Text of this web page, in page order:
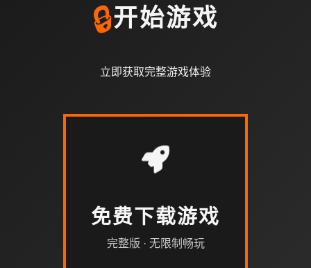
🔒开始游戏
立即获取完整游戏体验
免费下载游戏
完整版 · 无限制畅玩